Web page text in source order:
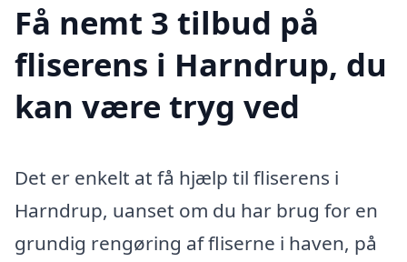
Få nemt 3 tilbud på
fliserens i Harndrup, du
kan være tryg ved
Det er enkelt at få hjælp til fliserens i
Harndrup, uanset om du har brug for en
grundig rengøring af fliserne i haven, på